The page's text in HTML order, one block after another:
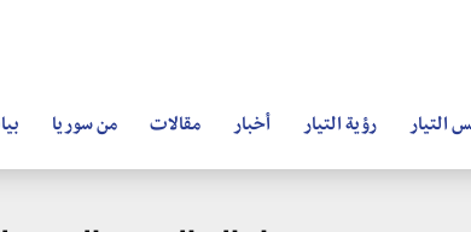
التيار رؤية التيار أخبار مقالات من سوريا